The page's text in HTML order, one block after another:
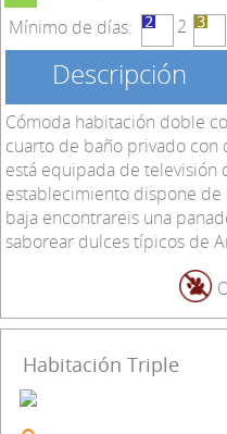
Mínimo de días:
2
Descripción
Cómoda habitación doble
cuarto de baño privado con
está equipada de televisión
establecimiento dispone de
baja encontrareis una
saborear dulces típicos de
Habitación Triple